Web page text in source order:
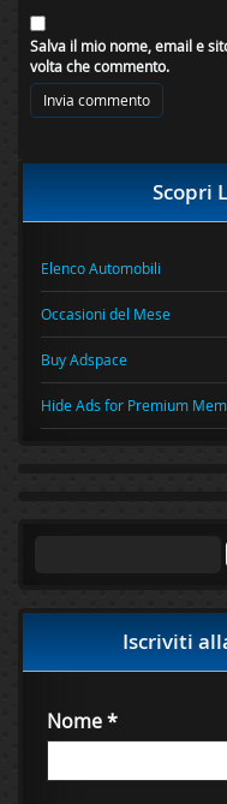
Salva il mio nome, email e
volta che commento.
Scopri
Elenco Automobili
Occasioni del Mese
Buy Adspace
Hide Ads for Premium
Iscriviti
Nome*